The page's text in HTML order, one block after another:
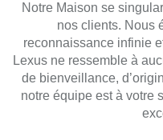
Notre Maison se
nos clients. Nous
reconnaissance infinie
Lexus ne ressemble à
de bienveillance,
notre équipe est à votre